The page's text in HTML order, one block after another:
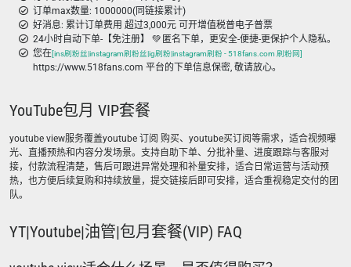
订单max数量: 1000000(同链接累计)
好消息: 累计订单费用 超过3,000元 可开增值税普电子普票
24小时自动下单-【免注册】 💚 匿名下单，更安全-便捷-更保护个人隐私。
您在[ins刷粉丝|instagram刷粉丝|ig刷粉|instagram刷粉 - 518fans.com 刷粉网]
https://www.518fans.com 平台的下单信息保密, 敬请放心。
YouTube包月 VIP套餐
youtube view服务覆盖youtube 订阅 购买、youtube买订阅等需求，适合视频曝
光、直播预热和内容分发场景。支持自助下单、分批补量、进度跟踪与客服对
接，付款流程清楚，售后可跟进异常处理和补量安排，适合日常运营与活动预
热，也方便后续复购和持续放量，提交链接后即可安排，适合重视稳定交付的团
队。
YT|Youtube|油管|包月套餐(VIP) FAQ